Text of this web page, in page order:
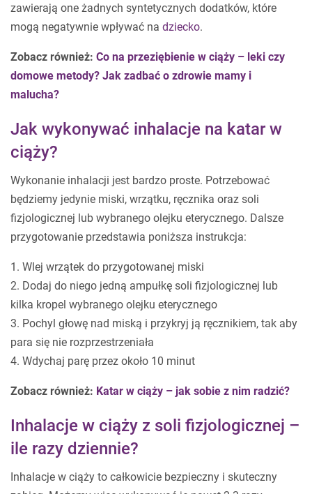
zawierają one żadnych syntetycznych dodatków, które
mogą negatywnie wpływać na dziecko.
Zobacz również: Co na przeziębienie w ciąży – leki czy
domowe metody? Jak zadbać o zdrowie mamy i
malucha?
Jak wykonywać inhalacje na katar w
ciąży?
Wykonanie inhalacji jest bardzo proste. Potrzebować
będziemy jedynie miski, wrzątku, ręcznika oraz soli
fizjologicznej lub wybranego olejku eterycznego. Dalsze
przygotowanie przedstawia poniższa instrukcja:
1. Wlej wrzątek do przygotowanej miski
2. Dodaj do niego jedną ampułkę soli fizjologicznej lub
kilka kropel wybranego olejku eterycznego
3. Pochyl głowę nad miską i przykryj ją ręcznikiem, tak aby
para się nie rozprzestrzeniała
4. Wdychaj parę przez około 10 minut
Zobacz również: Katar w ciąży – jak sobie z nim radzić?
Inhalacje w ciąży z soli fizjologicznej –
ile razy dziennie?
Inhalacje w ciąży to całkowicie bezpieczny i skuteczny